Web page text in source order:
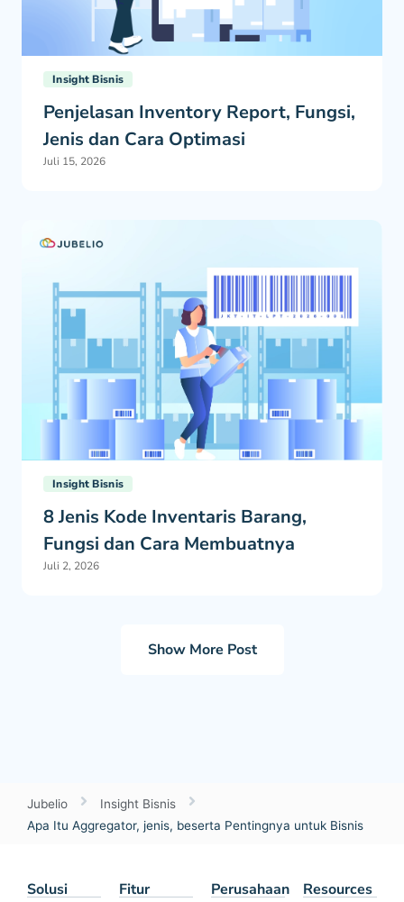
Insight Bisnis
Penjelasan Inventory Report, Fungsi,
Jenis dan Cara Optimasi
Juli 15, 2026
Insight Bisnis
8 Jenis Kode Inventaris Barang,
Fungsi dan Cara Membuatnya
Juli 2, 2026
Show More Post
Jubelio
Insight Bisnis
Apa Itu Aggregator, jenis, beserta Pentingnya untuk Bisnis
Solusi Fitur Perusahaan Resources